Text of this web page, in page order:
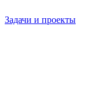
Задачи и проекты